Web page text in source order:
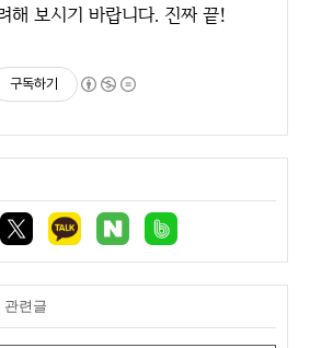
해 보시기 바랍니다. 진짜 끝!
구독하기
관련글